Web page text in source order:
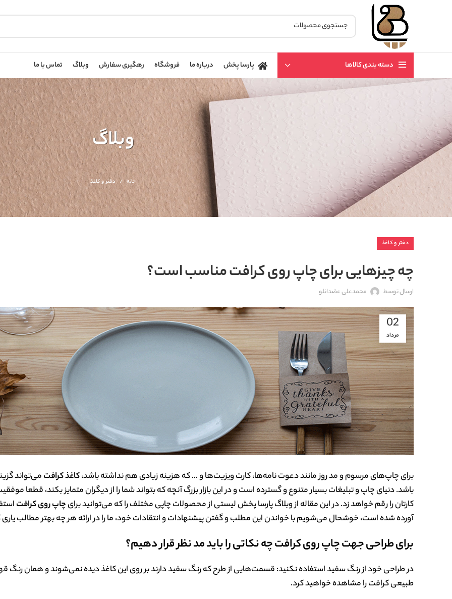
دسته بندی کالاها پارسا پخش درباره ما فروشگاه رهگیری سفارش وبلاگ تماس با ما
وبلاگ
خانه دفتر و کاغذ
دفتر و کاغذ
چه چیزهایی برای چاپ روی کرافت مناسب است؟
ارسال توسط محمدعلی عضدانلو
02
مرداد
برای چاپ‌های مرسوم و مد روز مانند دعوت نامه‌ها، کارت ویزیت‌ها و … که هزینه‌ زیادی هم نداشته باشد،کاغذ کرافتمی‌تواند
باشد. دنیای چاپ و تبلیغات بسیار متنوع و گسترده است و در این بازار بزرگ آنچه که بتواند شما را از دیگران متمایز بکند، قطعا
کارتان را رقم خواهد زد.در این مقاله از وبلاگ پارسا پخش لیستی از محصولات چاپی مختلف را که می‌توانید برایچاپ روی کرافت
آورده شده است، خوشحال می‌شویم با خواندن این مطلب و گفتن پیشنهادات و انتقادات خود، ما را در ارائه هر چه بهتر مطالب یاری
برای طراحی جهت چاپ روی کرافت چه نکاتی را باید مد نظر قرار دهیم؟
در طراحی خود از رنگ سفید استفاده نکنید: قسمت‌هایی از طرح که رنگ سفید دارند بر روی این کاغذ دیده نمی‌شوند و همان رنگ
طبیعی کرافت را مشاهده خواهید کرد.